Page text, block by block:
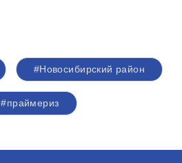
#Новосибирский район
#праймериз